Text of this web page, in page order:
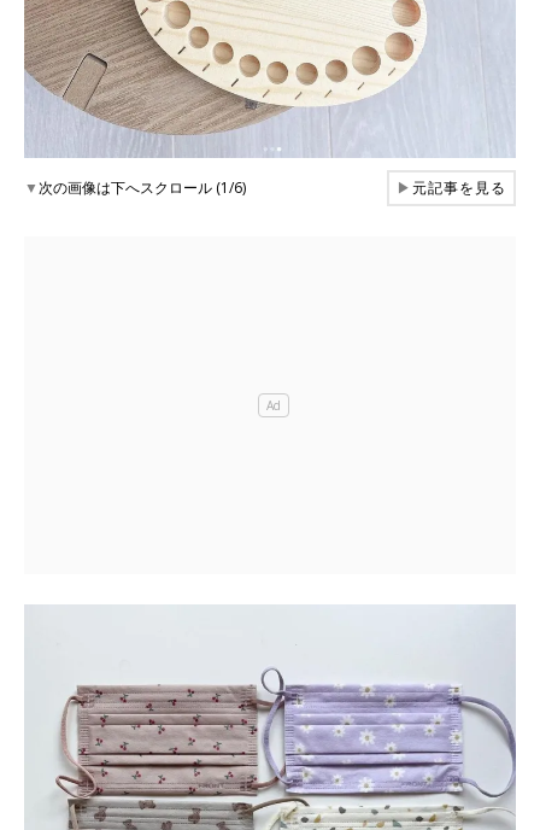
▼次の画像は下へスクロール (1/6) ▶元記事を見る